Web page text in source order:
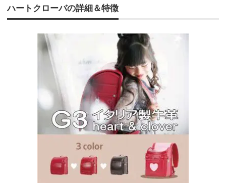
ハートクローバの詳細＆特徴